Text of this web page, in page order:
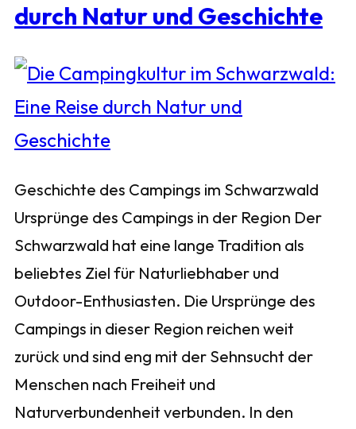
durch Natur und Geschichte
Geschichte des Campings im Schwarzwald
Ursprünge des Campings in der Region Der
Schwarzwald hat eine lange Tradition als
beliebtes Ziel für Naturliebhaber und
Outdoor-Enthusiasten. Die Ursprünge des
Campings in dieser Region reichen weit
zurück und sind eng mit der Sehnsucht der
Menschen nach Freiheit und
Naturverbundenheit verbunden. In den